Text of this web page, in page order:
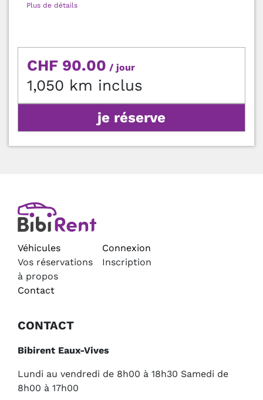
Plus de détails
CHF 90.00 / jour
1,050 km inclus
je réserve
Véhicules
Vos réservations
à propos
Contact
Connexion
Inscription
CONTACT
Bibirent Eaux-Vives
Lundi au vendredi de 8h00 à 18h30 Samedi de
8h00 à 17h00